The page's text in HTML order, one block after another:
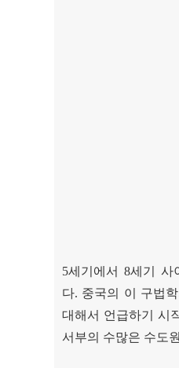
5세기에서 8세기 사
다. 중국의 이 구법
대해서 언급하기 시
서부의 수많은 수도